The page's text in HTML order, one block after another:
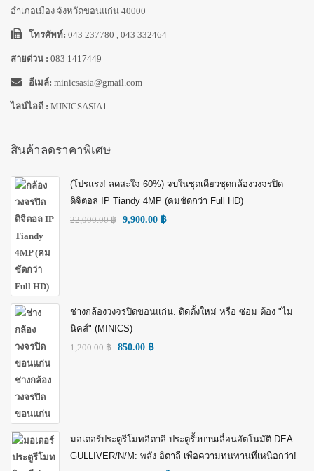
อำเภอเมือง จังหวัดขอนแก่น 40000
โทรศัพท์: 043 237780 , 043 332464
สายด่วน : 083 1417449
อีเมล์: minicsasia@gmail.com
ไลน์ไอดี : MINICSASIA1
สินค้าลดราคาพิเศษ
(โปรแรง! ลดสะใจ 60%) จบในชุดเดียวชุดกล้องวงจรปิด
ดิจิตอล IP Tiandy 4MP (คมชัดกว่า Full HD)
22,000.00฿ 9,900.00 ฿
ช่างกล้องวงจรปิดขอนแก่น: ติดตั้งใหม่ หรือ ซ่อม ต้อง "ไม
นิคส์" (MINICS)
1,200.00฿ 850.00 ฿
มอเตอร์ประตูรีโมทอิตาลี ประตูรั้วบานเลื่อนอัตโนมัติ DEA
GULLIVER/N/M: พลัง อิตาลี เพื่อความทนทานที่เหนือกว่า!